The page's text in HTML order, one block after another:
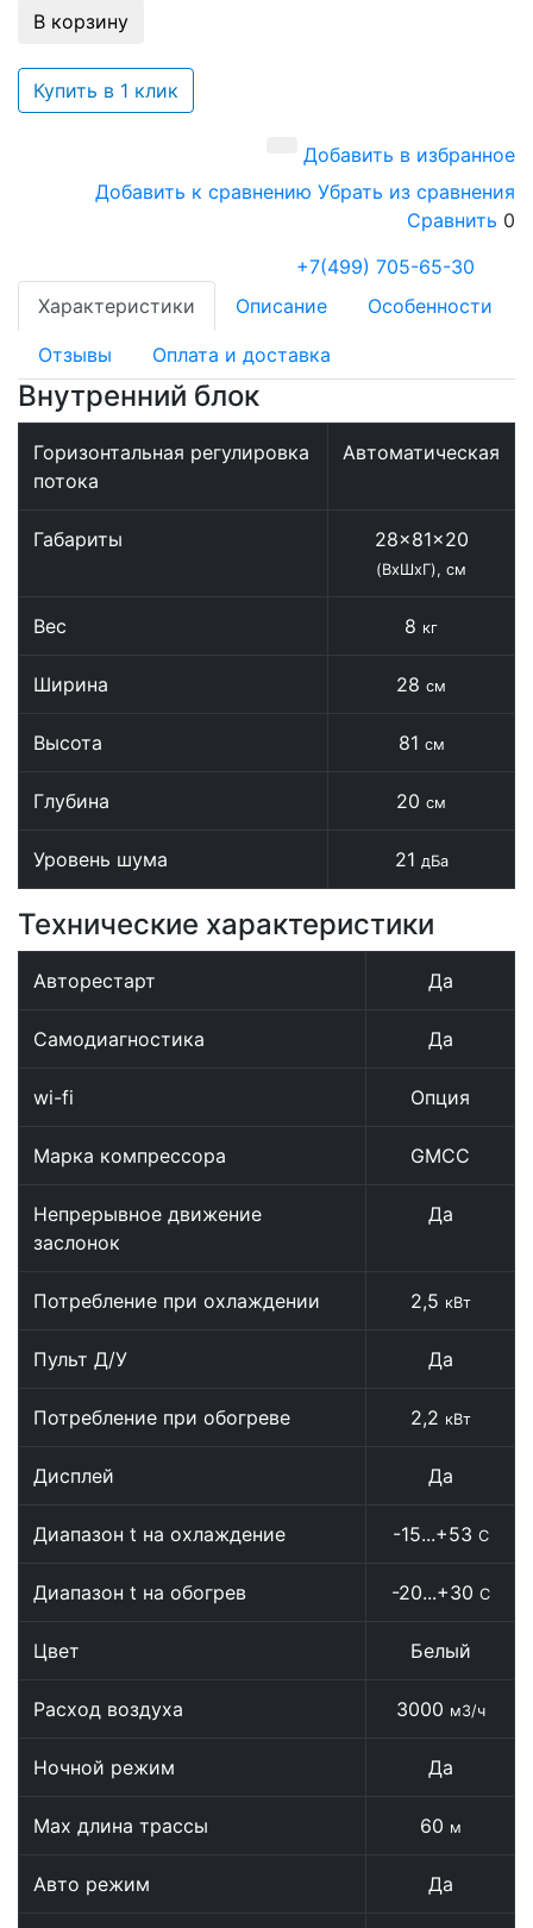
В корзину
Купить в 1 клик
Добавить в избранное
Добавить к сравнению Убрать из сравнения
Сравнить 0
+7(499) 705-65-30
Характеристики
Описание Особенности
Отзывы Оплата и доставка
Внутренний блок
Горизонтальная регулировка
потока
Автоматическая
Габариты 28x81x20
(ВхШхГ), см
Вес 8 кг
Ширина 28 см
Высота 81 см
Глубина 20 см
Уровень шума 21 дБа
Технические характеристики
Авторестарт Да
Самодиагностика Да
wi-fi Опция
Марка компрессора GMCC
Непрерывное движение
заслонок
Да
Потребление при охлаждении 2,5 кВт
Пульт Д/У Да
Потребление при обогреве 2,2 кВт
Дисплей Да
Диапазон t на охлаждение -15...+53 С
Диапазон t на обогрев -20...+30 С
Цвет Белый
Расход воздуха 3000 м3/ч
Ночной режим Да
Max длина трассы 60 м
Авто режим Да